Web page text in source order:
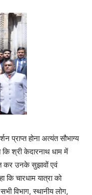
प्राप्त होना अत्यंत सौभाग्य
श्री केदारनाथ धाम में
कर उनके सुझावों एवं
चारधाम यात्रा को
विभाग, स्थानीय लोग,